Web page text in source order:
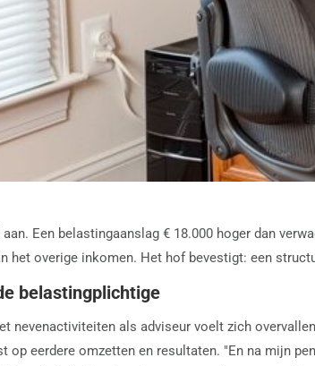
Een belastingaanslag € 18.000 hoger dan
het overige inkomen. Het hof bevestigt: een
belastingplichtige
nevenactiviteiten als adviseur voelt zich
op eerdere omzetten en resultaten. "En na mijn